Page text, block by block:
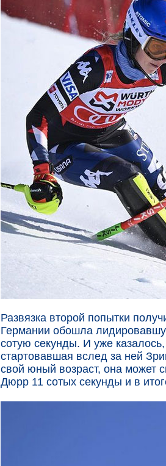
Развязка второй попытки
Германии обошла
сотую секунды. И уже
стартовавшая вслед за ней
свой юный возраст, она может
Дюрр 11 сотых секунды и в